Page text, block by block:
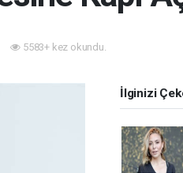
5583+ kez okundu.
İlginizi